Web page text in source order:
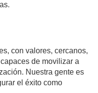
con valores, cercanos,
de movilizar a
Nuestra gente es
el éxito como